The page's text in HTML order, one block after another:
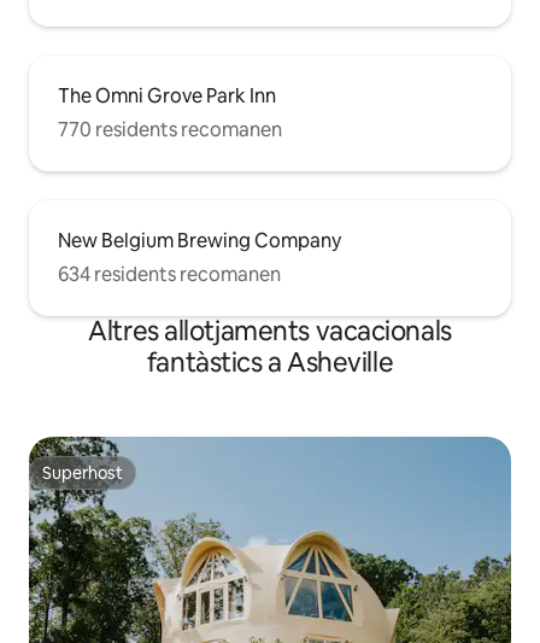
The Omni Grove Park Inn
770 residents recomanen
New Belgium Brewing Company
634 residents recomanen
Altres allotjaments vacacionals
fantàstics a Asheville
Superhost
Superhost